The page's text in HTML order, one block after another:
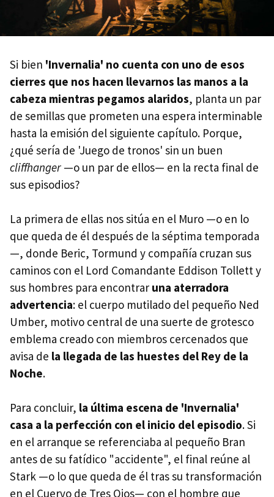
Si bien 'Invernalia' no cuenta con uno de esos
cierres que nos hacen llevarnos las manos a la
cabeza mientras pegamos alaridos, planta un par
de semillas que prometen una espera interminable
hasta la emisión del siguiente capítulo. Porque,
¿qué sería de 'Juego de tronos' sin un buen
cliffhanger —o un par de ellos— en la recta final de
sus episodios?
La primera de ellas nos sitúa en el Muro —o en lo
que queda de él después de la séptima temporada
—, donde Beric, Tormund y compañía cruzan sus
caminos con el Lord Comandante Eddison Tollett y
sus hombres para encontrar una aterradora
advertencia: el cuerpo mutilado del pequeño Ned
Umber, motivo central de una suerte de grotesco
emblema creado con miembros cercenados que
avisa de la llegada de las huestes del Rey de la
Noche.
Para concluir, la última escena de 'Invernalia'
casa a la perfección con el inicio del episodio. Si
en el arranque se referenciaba al pequeño Bran
antes de su fatídico "accidente", el final reúne al
Stark —o lo que queda de él tras su transformación
en el Cuervo de Tres Ojos— con el hombre que